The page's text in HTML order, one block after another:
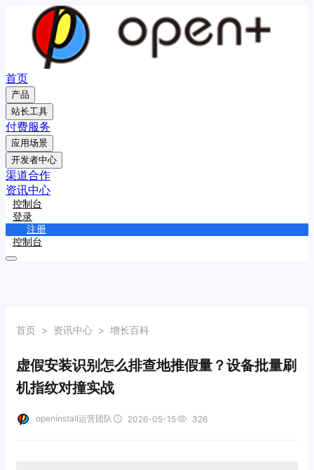
首页
产品
站长工具
付费服务
应用场景
开发者中心
渠道合作
资讯中心
控制台
登录
注册
控制台
首页 > 资讯中心 > 增长百科
虚假安装识别怎么排查地推假量？设备批量刷
机指纹对撞实战
openinstall运营团队 2026-05-15 326